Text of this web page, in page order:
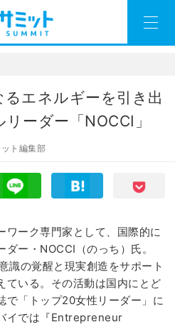
エネルギーを引き出
ーダー「NOCCI」
ト編集部
ワーク専門家として、国際的に
ー・NOCCI（のっち）氏。
識の覚醒と現実創造をサポート
ている。その活動は国内にとど
で「トップ20女性リーダー」に
イでは『Entrepreneur